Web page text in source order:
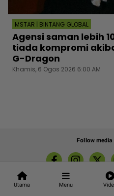
Utama Menu
MSTAR | BINTANG GLOBAL
Agensi saman lebih
tiada kompromi
G-Dragon
Khamis, 6 Ogos 2026 6:00 AM
Follow media
Kenali mStar Iklan di